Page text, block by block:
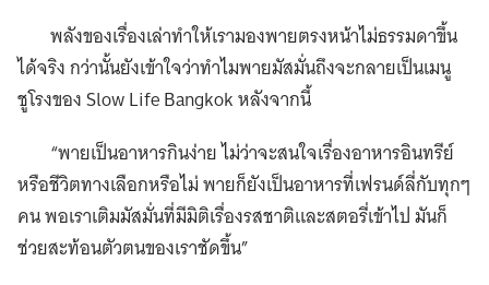
พลังของเรื่องเล่าทำให้เรามองพายตรงหน้าไม่ธรรมดาขึ้น
ได้จริง กว่านั้นยังเข้าใจว่าทำไมพายมัสมั่นถึงจะกลายเป็นเมนู
ชูโรงของ Slow Life Bangkok หลังจากนี้
“พายเป็นอาหารกินง่าย ไม่ว่าจะสนใจเรื่องอาหารอินทรีย์
หรือชีวิตทางเลือกหรือไม่ พายก็ยังเป็นอาหารที่เฟรนด์ลี่กับทุกๆ
คน พอเราเติมมัสมั่นที่มีมิติเรื่องรสชาติและสตอรี่เข้าไป มันก็
ช่วยสะท้อนตัวตนของเราชัดขึ้น”